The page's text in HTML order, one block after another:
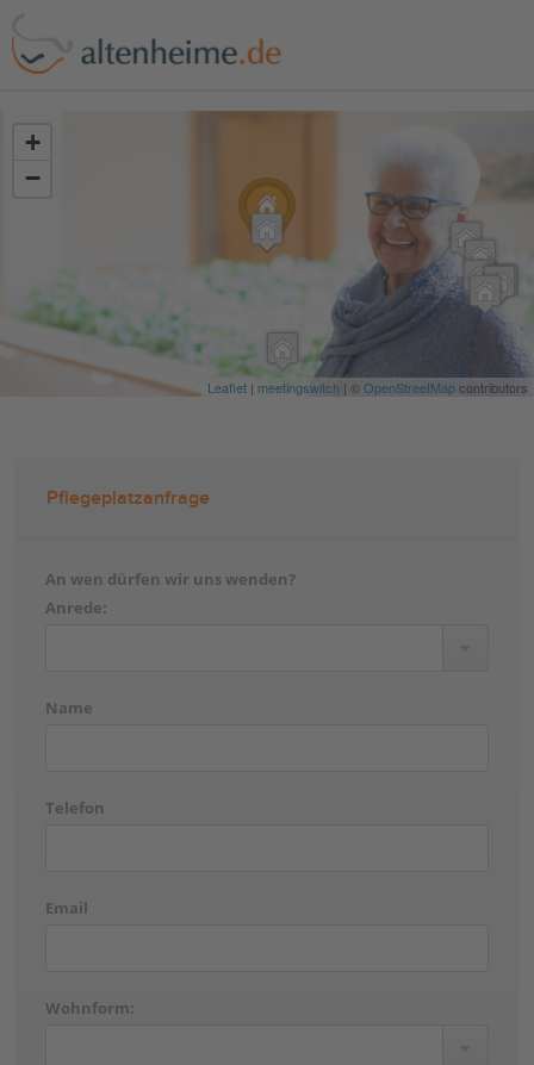
+
−
Leaflet | meetingswitch | ©OpenStreetMapcontributors
Pflegeplatzanfrage
An wen dürfen wir uns wenden?
Anrede:
Name
Telefon
Email
Wohnform: